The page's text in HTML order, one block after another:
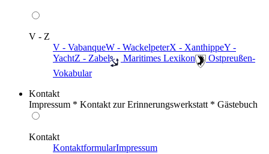
V - Z
V - VabanqueW - WackelpeterX - XanthippeY -
YachtZ - Zabel ️ Maritimes Lexikon
️ Ostpreußen-
Vokabular
Kontakt
Impressum * Kontakt zur Erinnerungswerkstatt * Gästebuch
Kontakt
KontaktformularImpressum